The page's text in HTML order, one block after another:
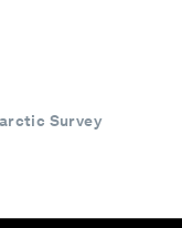
Survey